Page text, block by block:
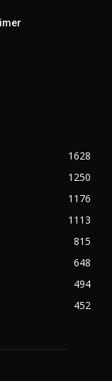
1628
1250
1176
1113
815
648
494
452